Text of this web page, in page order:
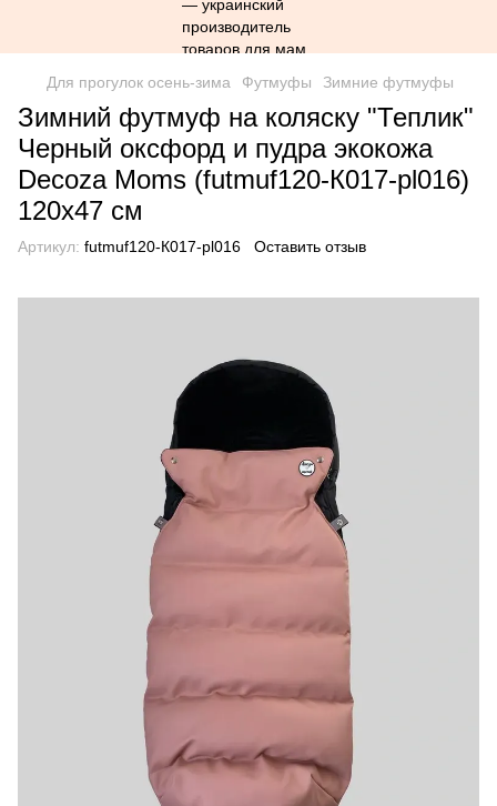
Для прогулок осень-зима Футмуфы Зимние футмуфы
Зимний футмуф на коляску "Теплик"
Черный оксфорд и пудра экокожа
Decoza Moms (futmuf120-К017-pl016)
120х47 см
Артикул: futmuf120-К017-pl016 Оставить отзыв